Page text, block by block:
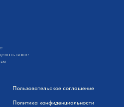
ваше
Пользовательское соглашение
Политика конфиденциальности